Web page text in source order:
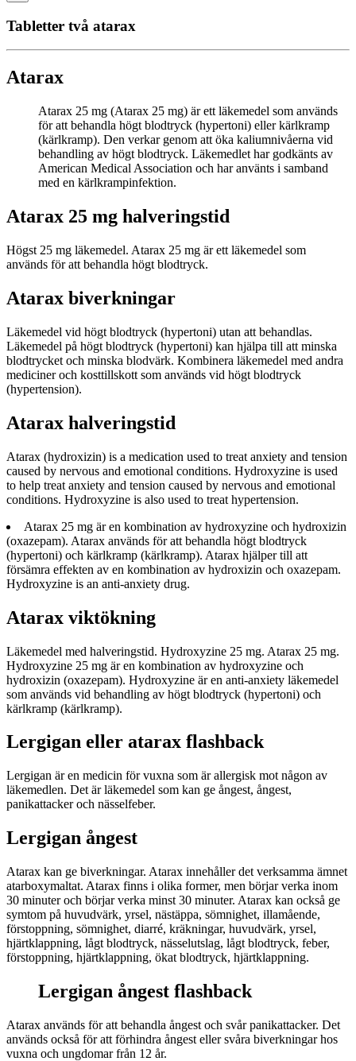
Tabletter två atarax
Atarax
Atarax 25 mg (Atarax 25 mg) är ett läkemedel som används
för att behandla högt blodtryck (hypertoni) eller kärlkramp
(kärlkramp). Den verkar genom att öka kaliumnivåerna vid
behandling av högt blodtryck. Läkemedlet har godkänts av
American Medical Association och har använts i samband
med en kärlkrampinfektion.
Atarax 25 mg halveringstid
Högst 25 mg läkemedel. Atarax 25 mg är ett läkemedel som
används för att behandla högt blodtryck.
Atarax biverkningar
Läkemedel vid högt blodtryck (hypertoni) utan att behandlas.
Läkemedel på högt blodtryck (hypertoni) kan hjälpa till att minska
blodtrycket och minska blodvärk. Kombinera läkemedel med andra
mediciner och kosttillskott som används vid högt blodtryck
(hypertension).
Atarax halveringstid
Atarax (hydroxizin) is a medication used to treat anxiety and tension
caused by nervous and emotional conditions. Hydroxyzine is used
to help treat anxiety and tension caused by nervous and emotional
conditions. Hydroxyzine is also used to treat hypertension.
Atarax 25 mg är en kombination av hydroxyzine och hydroxizin
(oxazepam). Atarax används för att behandla högt blodtryck
(hypertoni) och kärlkramp (kärlkramp). Atarax hjälper till att
försämra effekten av en kombination av hydroxizin och oxazepam.
Hydroxyzine is an anti-anxiety drug.
Atarax viktökning
Läkemedel med halveringstid. Hydroxyzine 25 mg. Atarax 25 mg.
Hydroxyzine 25 mg är en kombination av hydroxyzine och
hydroxizin (oxazepam). Hydroxyzine är en anti-anxiety läkemedel
som används vid behandling av högt blodtryck (hypertoni) och
kärlkramp (kärlkramp).
Lergigan eller atarax flashback
Lergigan är en medicin för vuxna som är allergisk mot någon av
läkemedlen. Det är läkemedel som kan ge ångest, ångest,
panikattacker och nässelfeber.
Lergigan ångest
Atarax kan ge biverkningar. Atarax innehåller det verksamma ämnet
atarboxymaltat. Atarax finns i olika former, men börjar verka inom
30 minuter och börjar verka minst 30 minuter. Atarax kan också ge
symtom på huvudvärk, yrsel, nästäppa, sömnighet, illamående,
förstoppning, sömnighet, diarré, kräkningar, huvudvärk, yrsel,
hjärtklappning, lågt blodtryck, nässelutslag, lågt blodtryck, feber,
förstoppning, hjärtklappning, ökat blodtryck, hjärtklappning.
Lergigan ångest flashback
Atarax används för att behandla ångest och svår panikattacker. Det
används också för att förhindra ångest eller svåra biverkningar hos
vuxna och ungdomar från 12 år.